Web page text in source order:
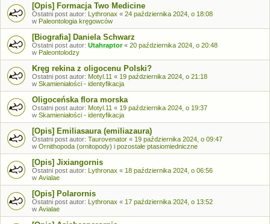
[Opis] Formacja Two Medicine
Ostatni post autor: Lythronax « 24 października 2024, o 18:08
w Paleontologia kręgowców
[Biografia] Daniela Schwarz
Ostatni post autor: Utahraptor« 20 października 2024, o 20:48
w Paleontolodzy
Kręg rekina z oligocenu Polski?
Ostatni post autor: Motyl.11 « 19 października 2024, o 21:18
w Skamieniałości - identyfikacja
Oligoceńska flora morska
Ostatni post autor: Motyl.11 « 19 października 2024, o 19:37
w Skamieniałości - identyfikacja
[Opis] Emiliasaura (emiliazaura)
Ostatni post autor: Taurovenator « 19 października 2024, o 09:47
w Ornithopoda (ornitopody) i pozostałe ptasiomiedniczne
[Opis] Jixiangornis
Ostatni post autor: Lythronax « 18 października 2024, o 06:56
w Avialae
[Opis] Polarornis
Ostatni post autor: Lythronax « 17 października 2024, o 13:52
w Avialae